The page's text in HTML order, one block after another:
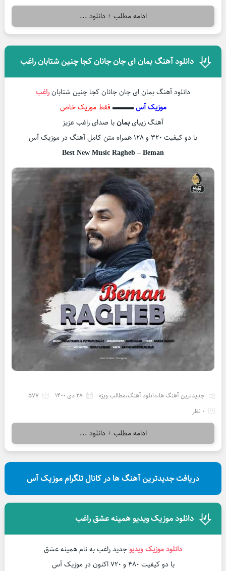
ادامه مطلب + دانلود ...
دانلود آهنگ بمان ای جان جانان کجا چنین شتابان راغب
دانلود آهنگ بمان ای جان جانان کجا چنین شتابانراغب
موزیک آس▬▬▬ فقط موزیک خاص
آهنگ زیبایبمانبا صدای راغب عزیز
با دو کیفیت ۳۲۰ و ۱۲۸ همراه متن کامل آهنگ در موزیک آس
Best New Music Ragheb – Beman
جدیدترین آهنگ ها،دانلود آهنگ،مطالب ویژه 28 دی 1400
577
0 نظر
ادامه مطلب + دانلود ...
دریافت جدیدترین آهنگ ها در کانال تلگرام موزیک آس
دانلود موزیک ویدیو همینه عشق راغب
دانلود موزیک ویدیوجدید راغب به نام همینه عشق
با دو کیفیت 480 و 720 اکنون در موزیک آس